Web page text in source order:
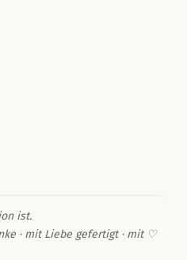
ist.
· mit Liebe gefertigt · mit ♡